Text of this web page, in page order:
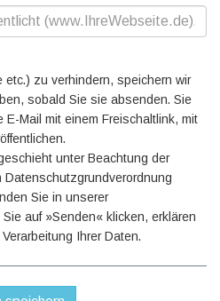
etc.) zu verhindern, speichern wir
sobald Sie sie absenden. Sie
Mail mit einem Freischaltlink, mit
unter Beachtung der
Datenschutzgrundverordnung
Sie in unserer
Sie auf »Senden« klicken, erklären
Ihrer Daten.